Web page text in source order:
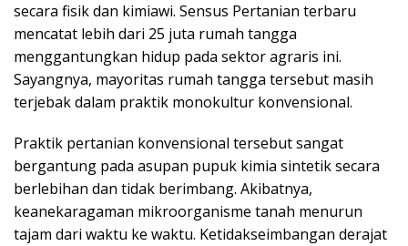
secara fisik dan kimiawi. Sensus Pertanian terbaru
mencatat lebih dari 25 juta rumah tangga
menggantungkan hidup pada sektor agraris ini.
Sayangnya, mayoritas rumah tangga tersebut masih
terjebak dalam praktik monokultur konvensional.
Praktik pertanian konvensional tersebut sangat
bergantung pada asupan pupuk kimia sintetik secara
berlebihan dan tidak berimbang. Akibatnya,
keanekaragaman mikroorganisme tanah menurun
tajam dari waktu ke waktu. Ketidakseimbangan derajat